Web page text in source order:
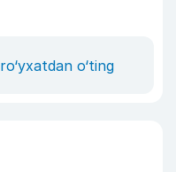
ro‘yxatdan o‘ting